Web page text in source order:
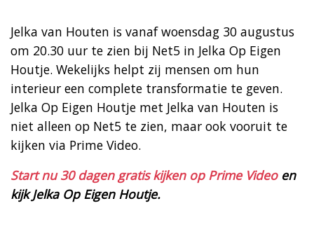
Jelka van Houten is vanaf woensdag 30 augustus
om 20.30 uur te zien bij Net5 in Jelka Op Eigen
Houtje. Wekelijks helpt zij mensen om hun
interieur een complete transformatie te geven.
Jelka Op Eigen Houtje met Jelka van Houten is
niet alleen op Net5 te zien, maar ook vooruit te
kijken via Prime Video.
Start nu 30 dagen gratis kijken op Prime Videoen
kijk Jelka Op Eigen Houtje.